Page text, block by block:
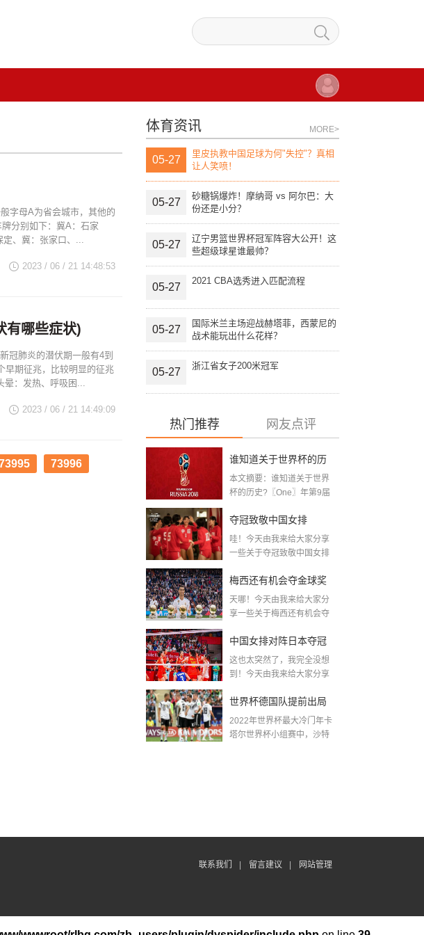
字母A为省会城市，其他的
分别如下：冀A：石家
定、冀：张家口、...
2023 / 06 / 21 14:48:53
有哪些症状)
冠肺炎的潜伏期一般有4到
早期征兆，比较明显的征兆
晕：发热、呼吸困...
2023 / 06 / 21 14:49:09
73996
体育资讯 MORE>
05-27
里皮执教中国足球为何"失控"？真相
让人笑喷！
05-27
砂糖锅爆炸！摩纳哥 vs 阿尔巴：大
份还是小分？
05-27
辽宁男篮世界杯冠军阵容大公开！这
些超级球星谁最帅？
05-27
2021 CBA选秀进入匹配流程
05-27
国际米兰主场迎战赫塔菲，西蒙尼的
战术能玩出什么花样？
05-27
浙江省女子200米冠军
热门推荐 网友点评
谁知道关于世界杯的历
史 「十二月四号世界杯
本文摘要：谁知道关于世界
杯的历史?〖One〗年第9届
夺冠致敬中国女排
〖2020关于电影 夺冠 观
哇！今天由我来给大家分享
一些关于夺冠致敬中国女排
梅西还有机会夺金球奖
〖梅老七什么梗〗
天哪！今天由我来给大家分
享一些关于梅西还有机会夺
中国女排对阵日本夺冠
了吗〖中国女排3 0复仇
这也太突然了，我完全没想
到！今天由我来给大家分享
世界杯德国队提前出局
吗,2018年世界杯德国战
2022年世界杯最大冷门年卡
塔尔世界杯小组赛中，沙特
联系我们 留言建议 网站管理